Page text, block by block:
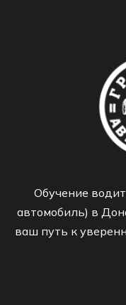
Обучение
автомобиль) в
ваш путь к